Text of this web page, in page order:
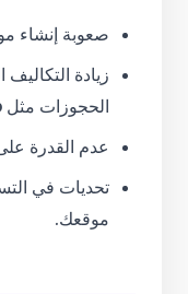
صعوبة إنشاء
زيادة
الحجوزات مثل Airbnb.
عدم القدرة
تحديات في
موقعك.